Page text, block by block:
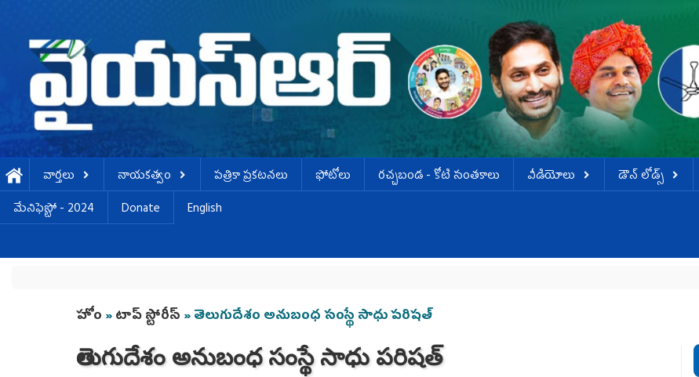
వార్తలు నాయకత్వం పత్రికా ప్రకటనలు ఫోటోలు ర‌చ్చ‌బండ‌ - కోటి సంత‌కాలు వీడియోలు డౌన్ లోడ్స్
మేనిఫెస్టో - 2024
Donate English
You are here
హోం »టాప్ స్టోరీస్ » తెలుగుదేశం అనుబంధ సంస్థే సాధు పరిషత్‌
తెలుగుదేశం అనుబంధ సంస్థే సాధు పరిషత్‌